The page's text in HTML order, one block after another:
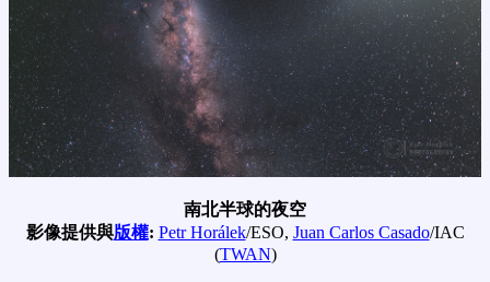
南北半球的夜空
影像提供與版權: Petr Horálek/ESO, Juan Carlos Casado/IAC
(TWAN)